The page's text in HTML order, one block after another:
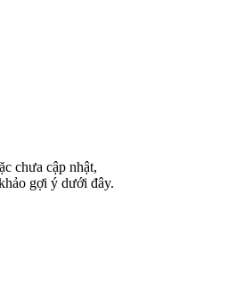
chưa cập nhật,
gợi ý dưới đây.